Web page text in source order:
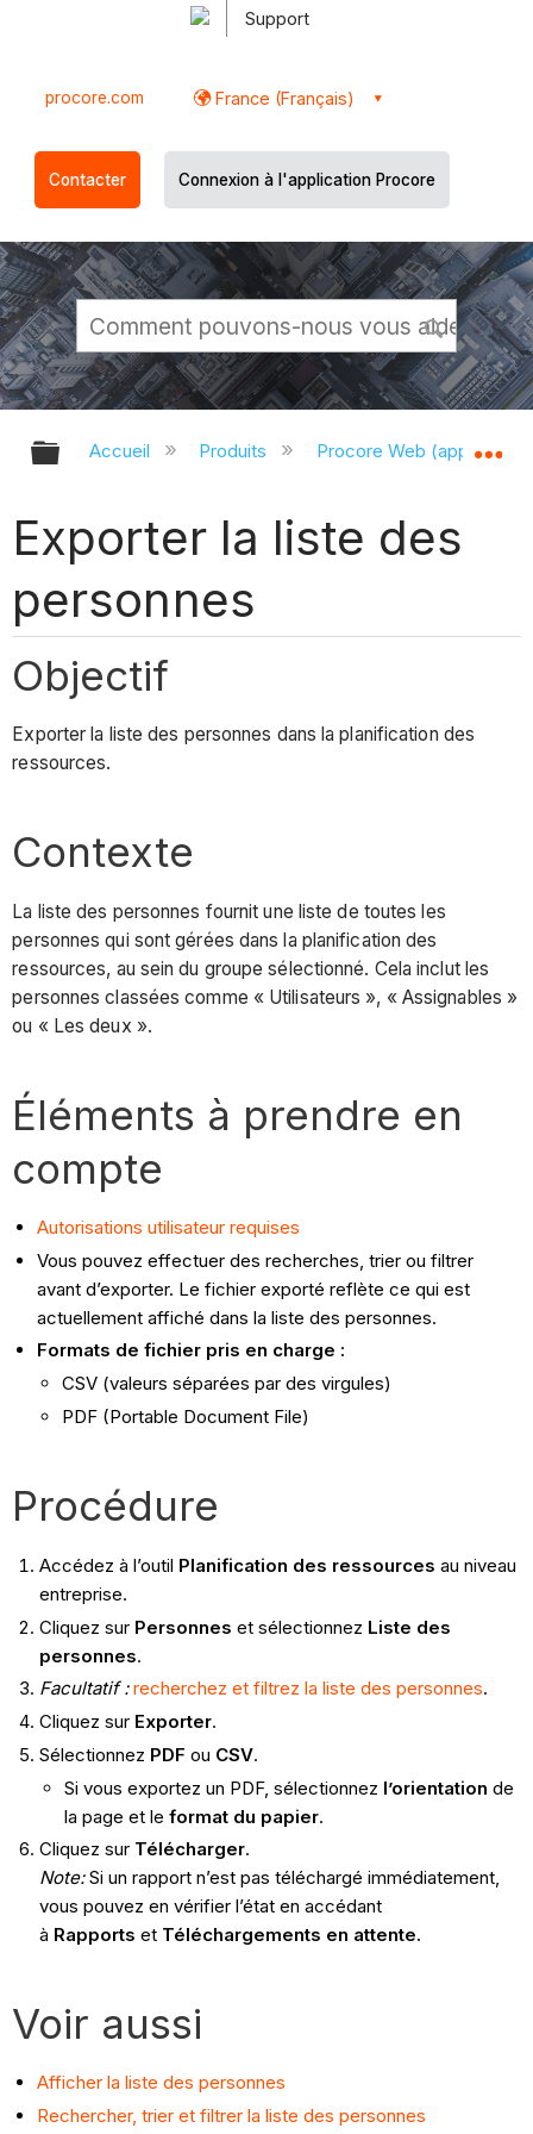
Support
procore.com France (Français)
Contacter Connexion à l'application Procore
Développer/réduire la hiérarchie
Accueil Produits Procore Web
Exporter la liste des
personnes
Objectif
Exporter la liste des personnes dans la planification des
ressources.
Contexte
La liste des personnes fournit une liste de toutes les
personnes qui sont gérées dans la planification des
ressources, au sein du groupe sélectionné. Cela inclut les
personnes classées comme « Utilisateurs », « Assignables »
ou « Les deux ».
Éléments à prendre en
compte
Autorisations utilisateur requises
Vous pouvez effectuer des recherches, trier ou filtrer
avant d’exporter. Le fichier exporté reflète ce qui est
actuellement affiché dans la liste des personnes.
Formats de fichier pris en charge :
CSV (valeurs séparées par des virgules)
PDF (Portable Document File)
Procédure
Accédez à l’outil Planification des ressources au niveau
entreprise.
Cliquez sur Personnes et sélectionnez Liste des
personnes.
Facultatif : recherchez et filtrez la liste des personnes.
Cliquez sur Exporter.
Sélectionnez PDF ou CSV.
Si vous exportez un PDF, sélectionnez l’orientation de
la page et le format du papier.
Cliquez sur Télécharger.
Note:Si un rapport n’est pas téléchargé immédiatement,
vous pouvez en vérifier l’état en accédant
à Rapports et Téléchargements en attente.
Voir aussi
Afficher la liste des personnes
Rechercher, trier et filtrer la liste des personnes